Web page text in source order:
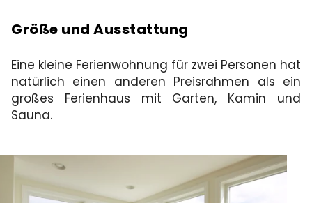
Größe und Ausstattung
Eine kleine Ferienwohnung für zwei Personen hat
natürlich einen anderen Preisrahmen als ein
großes Ferienhaus mit Garten, Kamin und
Sauna.